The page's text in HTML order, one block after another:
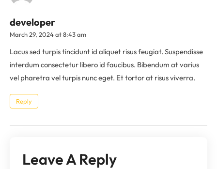
developer
March 29, 2024 at 8:43 am
Lacus sed turpis tincidunt id aliquet risus feugiat. Suspendisse
interdum consectetur libero id faucibus. Bibendum at varius
vel pharetra vel turpis nunc eget. Et tortor at risus viverra.
Reply
Leave A Reply